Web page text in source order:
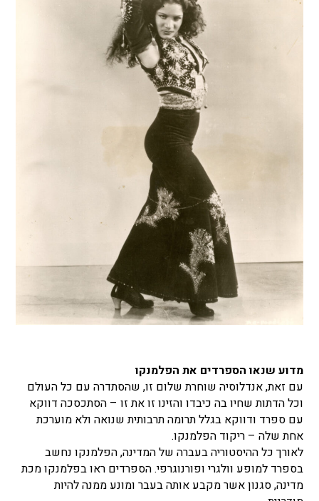
מדוע שנאו הספרדים את הפלמנקו
עם זאת, אנדלוסיה שוחרת שלום זו, שהסתדרה עם כל העולם
וכל הדתות שחיו בה כיבדו והזינו זו את זו – הסתכסכה דווקא
עם ספרד ודווקא בגלל תרומה תרבותית שנואה ולא מוערכת
אחת שלה – ריקוד הפלמנקו.
לאורך כל ההיסטוריה בעברה של המדינה, הפלמנקו נחשב
בספרד למופע וולגרי ופורנוגרפי. הספרדים ראו בפלמנקו מכת
מדינה, סגנון אשר מקבע אותה בעבר ומונע ממנה להיות